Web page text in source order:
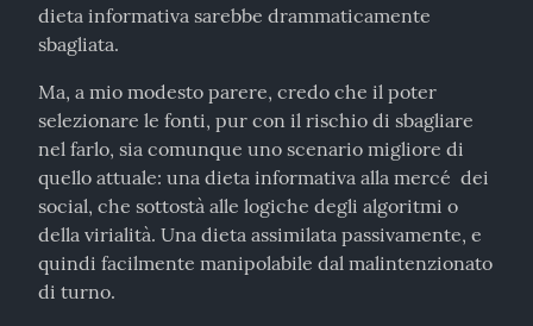
dieta informativa sarebbe drammaticamente
sbagliata.
Ma, a mio modesto parere, credo che il poter
selezionare le fonti, pur con il rischio di sbagliare
nel farlo, sia comunque uno scenario migliore di
quello attuale: una dieta informativa alla mercé  dei
social, che sottostà alle logiche degli algoritmi o
della virialità. Una dieta assimilata passivamente, e
quindi facilmente manipolabile dal malintenzionato
di turno.